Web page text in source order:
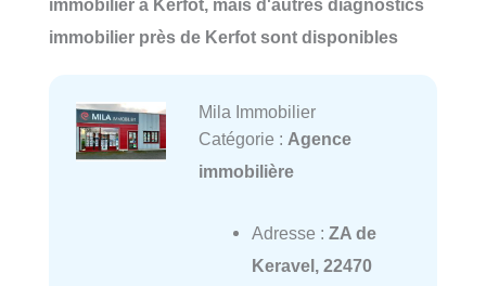
immobilier à Kerfot, mais d'autres diagnostics
immobilier près de Kerfot sont disponibles
Mila Immobilier
Catégorie : Agence
immobilière
Adresse : ZA de
Keravel, 22470